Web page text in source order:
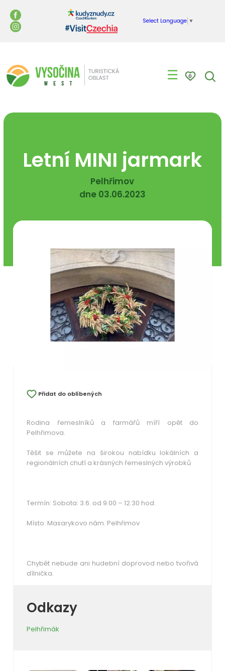
Select Language ▼
☰ 0
Letní MINI jarmark
Pelhřimov
dne 03.06.2023
Přidat do oblíbených
Rodina řemeslníků a farmářů míří opět do
Pelhřimova.
Těšit se můžete na širokou nabídku lokálních a
regionálních chutí a krásných řemeslných výrobků
Termín: Sobota: 3.6. od 9:00 – 12:30 hod.
Místo: Masarykovo nám. Pelhřimov
Chybět nebude ani hudební doprovod nebo tvořivá
dílnička.
Odkazy
Pelhřimák